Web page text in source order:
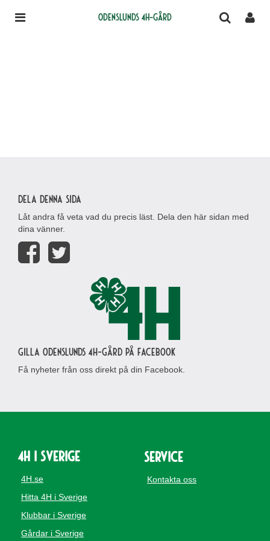
Odenslunds 4H-gård
Dela denna sida
Låt andra få veta vad du precis läst. Dela den här sidan med
dina vänner.
Gilla Odenslunds 4H-gård på Facebook
Få nyheter från oss direkt på din Facebook.
4H i Sverige
4H.se
Hitta 4H i Sverige
Klubbar i Sverige
Gårdar i Sverige
Service
Kontakta oss